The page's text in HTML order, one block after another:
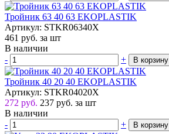
Тройник 63 40 63 EKOPLASTIK
Артикул: STKR06340X
461 руб. за шт
В наличии
-
+ В корзину
Тройник 40 20 40 EKOPLASTIK
Артикул: STKR04020X
272 руб. 237 руб. за шт
В наличии
-
+ В корзину